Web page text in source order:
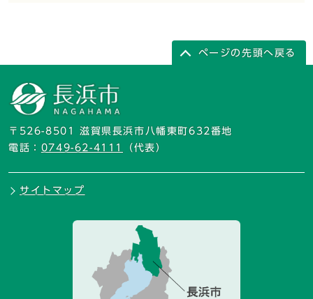
ページの先頭へ戻る
〒526-8501 滋賀県長浜市八幡東町632番地
電話： 0749-62-4111 （代表）
サイトマップ